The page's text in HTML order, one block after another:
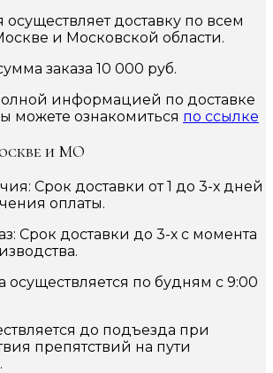
доставку по всем
и Московской области.
заказа 10 000 руб.
информацией по доставке
можете ознакомиться по ссылке
и МО
Срок доставки от 1 до 3-х дней
оплаты.
Срок доставки до 3-х с момента
осуществляется по будням с 9:00
до подъезда при
препятствий на пути